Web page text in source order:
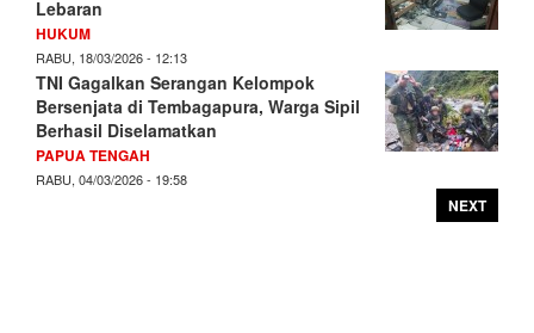
Lebaran
HUKUM
RABU, 18/03/2026 - 12:13
TNI Gagalkan Serangan Kelompok
Bersenjata di Tembagapura, Warga Sipil
Berhasil Diselamatkan
PAPUA TENGAH
RABU, 04/03/2026 - 19:58
NEXT